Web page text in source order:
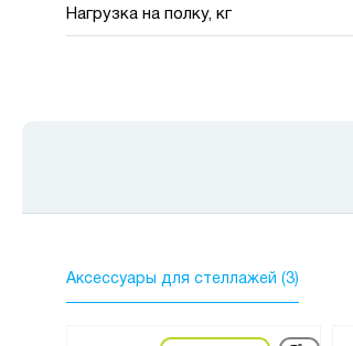
Нагрузка на полку, кг
Аксессуары для стеллажей (3)